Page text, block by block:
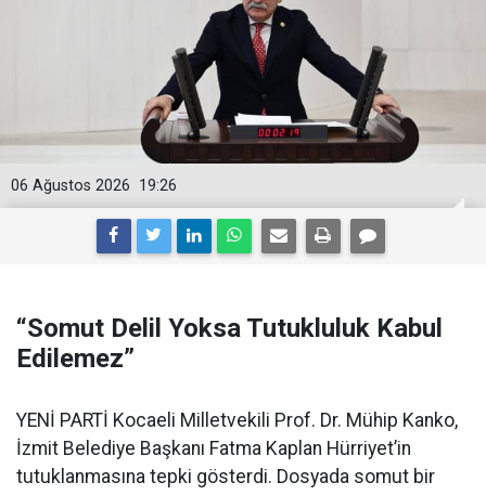
19:26
06 Ağustos 2026
“Somut Delil Yoksa Tutukluluk Kabul
Edilemez”
YENİ PARTİ Kocaeli Milletvekili Prof. Dr. Mühip Kanko,
İzmit Belediye Başkanı Fatma Kaplan Hürriyet’in
tutuklanmasına tepki gösterdi. Dosyada somut bir